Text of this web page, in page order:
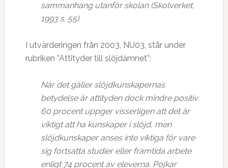
sammanhang utanför skolan (Skolverket,
1993 s. 55).
I utvärderingen från 2003, NU03, står under
rubriken ”Attityder till slöjdämnet”:
När det gäller slöjdkunskapernas
betydelse är attityden dock mindre positiv.
60 procent uppger visserligen att det är
viktigt att ha kunskaper i slöjd, men
slöjdkunskaper anses inte viktiga för vare
sig fortsatta studier eller framtida arbete
enligt 74 procent av eleverna. Pojkar